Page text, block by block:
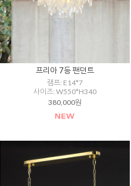
프리아 7등 팬던트
램프: E14*7
사이즈: W550*H340
380,000원